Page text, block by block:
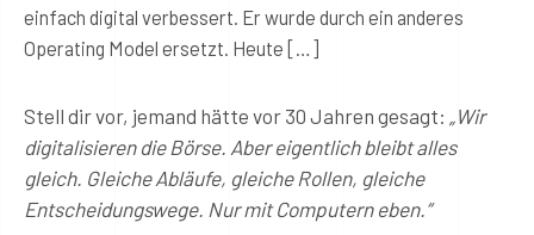
einfach digital verbessert. Er wurde durch ein anderes
Operating Model ersetzt. Heute […]
Stell dir vor, jemand hätte vor 30 Jahren gesagt: „Wir
digitalisieren die Börse. Aber eigentlich bleibt alles
gleich. Gleiche Abläufe, gleiche Rollen, gleiche
Entscheidungswege. Nur mit Computern eben.“